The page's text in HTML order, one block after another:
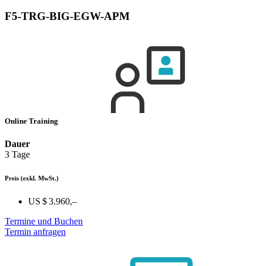
F5-TRG-BIG-EGW-APM
Online Training
Dauer
3 Tage
Preis (exkl. MwSt.)
US $ 3.960,–
Termine und Buchen
Termin anfragen